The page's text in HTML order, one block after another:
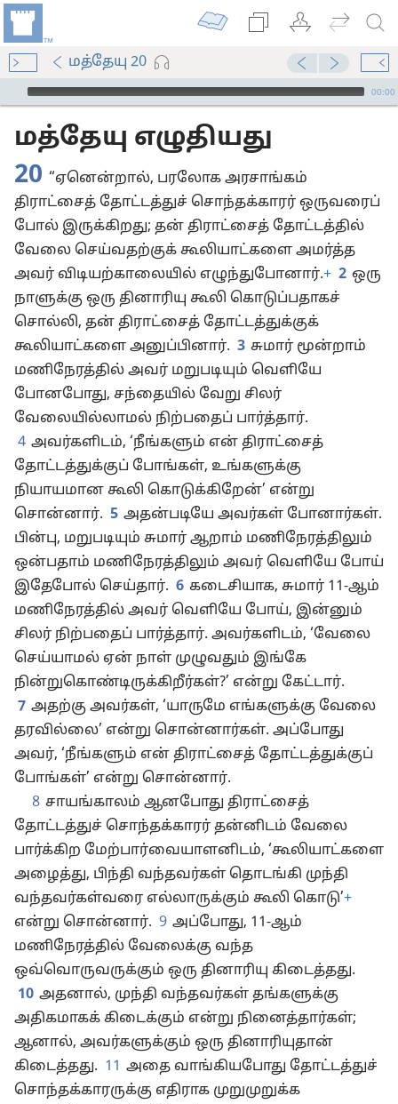
மத்தேயு 20
Audio Player
00:00
மத்தேயு எழுதியது
20 “ஏனென்றால், பரலோக அரசாங்கம்
திராட்சைத் தோட்டத்துச் சொந்தக்காரர் ஒருவரைப்
போல் இருக்கிறது; தன் திராட்சைத் தோட்டத்தில்
வேலை செய்வதற்குக் கூலியாட்களை அமர்த்த
அவர் விடியற்காலையில் எழுந்துபோனார்.+ 2 ஒரு
நாளுக்கு ஒரு தினாரியு கூலி கொடுப்பதாகச்
சொல்லி, தன் திராட்சைத் தோட்டத்துக்குக்
கூலியாட்களை அனுப்பினார். 3 சுமார் மூன்றாம்
மணிநேரத்தில் அவர் மறுபடியும் வெளியே
போனபோது, சந்தையில் வேறு சிலர்
வேலையில்லாமல் நிற்பதைப் பார்த்தார்.
4 அவர்களிடம், ‘நீங்களும் என் திராட்சைத்
தோட்டத்துக்குப் போங்கள், உங்களுக்கு
நியாயமான கூலி கொடுக்கிறேன்’ என்று
சொன்னார். 5 அதன்படியே அவர்கள் போனார்கள்.
பின்பு, மறுபடியும் சுமார் ஆறாம் மணிநேரத்திலும்
ஒன்பதாம் மணிநேரத்திலும் அவர் வெளியே போய்
இதேபோல் செய்தார். 6 கடைசியாக, சுமார் 11-ஆம்
மணிநேரத்தில் அவர் வெளியே போய், இன்னும்
சிலர் நிற்பதைப் பார்த்தார். அவர்களிடம், ‘வேலை
செய்யாமல் ஏன் நாள் முழுவதும் இங்கே
நின்றுகொண்டிருக்கிறீர்கள்?’ என்று கேட்டார்.
7 அதற்கு அவர்கள், ‘யாருமே எங்களுக்கு வேலை
தரவில்லை’ என்று சொன்னார்கள். அப்போது
அவர், ‘நீங்களும் என் திராட்சைத் தோட்டத்துக்குப்
போங்கள்’ என்று சொன்னார்.
8 சாயங்காலம் ஆனபோது திராட்சைத்
தோட்டத்துச் சொந்தக்காரர் தன்னிடம் வேலை
பார்க்கிற மேற்பார்வையாளனிடம், ‘கூலியாட்களை
அழைத்து, பிந்தி வந்தவர்கள் தொடங்கி முந்தி
வந்தவர்கள்வரை எல்லாருக்கும் கூலி கொடு’+
என்று சொன்னார். 9 அப்போது, 11-ஆம்
மணிநேரத்தில் வேலைக்கு வந்த
ஒவ்வொருவருக்கும் ஒரு தினாரியு கிடைத்தது.
10 அதனால், முந்தி வந்தவர்கள் தங்களுக்கு
அதிகமாகக் கிடைக்கும் என்று நினைத்தார்கள்;
ஆனால், அவர்களுக்கும் ஒரு தினாரியுதான்
கிடைத்தது. 11 அதை வாங்கியபோது தோட்டத்துச்
சொந்தக்காரருக்கு எதிராக முறுமுறுக்க